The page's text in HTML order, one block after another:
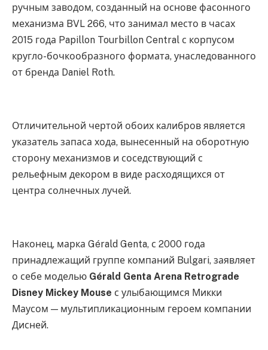
ручным заводом, созданный на основе фасонного
механизма BVL 266, что занимал место в часах
2015 года Papillon Tourbillon Central с корпусом
кругло-бочкообразного формата, унаследованного
от бренда Daniel Roth.
Отличительной чертой обоих калибров является
указатель запаса хода, вынесенный на оборотную
сторону механизмов и соседствующий с
рельефным декором в виде расходящихся от
центра солнечных лучей.
Наконец, марка Gérald Genta, с 2000 года
принадлежащий группе компаний Bulgari, заявляет
о себе моделью Gérald Genta Arena Retrograde
Disney Mickey Mouse с улыбающимся Микки
Маусом — мультипликационным героем компании
Дисней.